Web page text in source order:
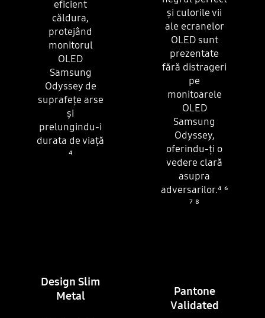
eficient
căldura,
protejând
monitorul
OLED
Samsung
Odyssey de
suprafețe arse
și
prelungindu-i
durata de viață
⁴
și culorile vii
ale ecranelor
OLED sunt
prezentate
fără distrageri
pe
monitoarele
OLED
Samsung
Odyssey,
oferindu-ți o
vedere clară
asupra
adversarilor.⁴ ⁶
⁷⁸
Design Slim
Metal
Pantone
Validated